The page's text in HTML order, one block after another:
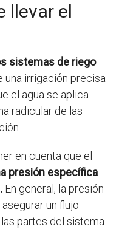
llevar el
sistemas de riego
una irrigación precisa
el agua se aplica
radicular de las
en cuenta que el
presión específica
En general, la presión
un flujo
partes del sistema.